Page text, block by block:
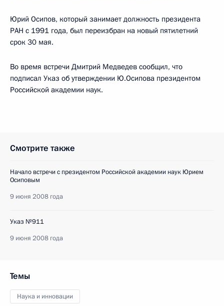
Юрий Осипов, который занимает должность президента
РАН с 1991 года, был переизбран на новый пятилетний
срок 30 мая.
Во время встречи Дмитрий Медведев сообщил, что
подписал Указ об утверждении Ю.Осипова президентом
Российской академии наук.
Смотрите также
Начало встречи с президентом Российской академии наук Юрием
Осиповым
9 июня 2008 года
Указ №911
9 июня 2008 года
Темы
Наука и инновации